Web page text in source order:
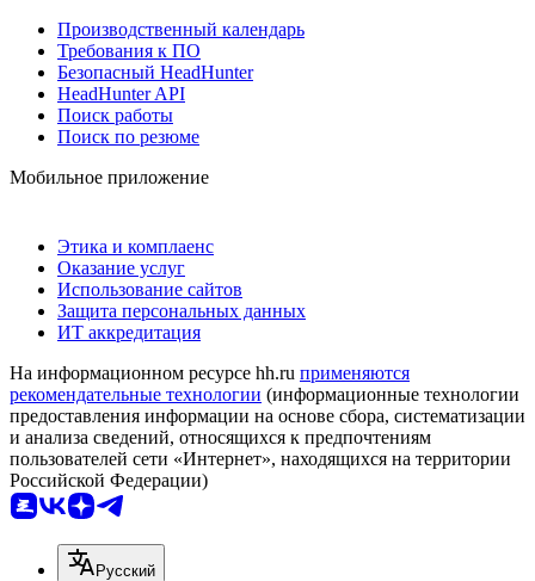
Производственный календарь
Требования к ПО
Безопасный HeadHunter
HeadHunter API
Поиск работы
Поиск по резюме
Мобильное приложение
Этика и комплаенс
Оказание услуг
Использование сайтов
Защита персональных данных
ИТ аккредитация
На информационном ресурсе hh.ru применяются
рекомендательные технологии (информационные технологии
предоставления информации на основе сбора, систематизации
и анализа сведений, относящихся к предпочтениям
пользователей сети «Интернет», находящихся на территории
Российской Федерации)
Русский